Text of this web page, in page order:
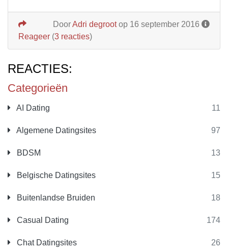
Categorieën
AI Dating 11
Algemene Datingsites 97
BDSM 13
Belgische Datingsites 15
Buitenlandse Bruiden 18
Casual Dating 174
Chat Datingsites 26
DoorAdri degrootop 16 september 2016
Reageer (3 reacties)
REACTIES: